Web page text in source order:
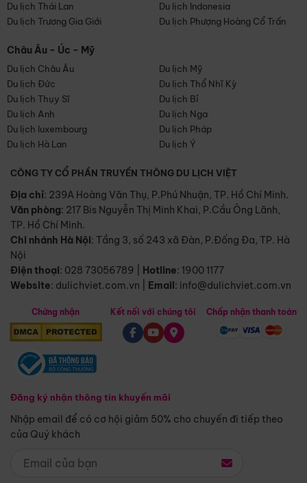
Du lịch Thái Lan
Du lịch Indonesia
Du lịch Trương Gia Giới
Du lịch Phượng Hoàng Cổ Trấn
Châu Âu - Úc - Mỹ
Du lịch Châu Âu
Du lịch Mỹ
Du lịch Đức
Du lịch Thổ Nhĩ Kỳ
Du lịch Thụy Sĩ
Du lịch Bỉ
Du lịch Anh
Du lịch Nga
Du lịch luxembourg
Du lịch Pháp
Du lịch Hà Lan
Du lịch Ý
CÔNG TY CỔ PHẦN TRUYỀN THÔNG DU LỊCH VIỆT
Địa chỉ: 239A Hoàng Văn Thụ, P.Phú Nhuận, TP. Hồ Chí Minh.
Văn phòng: 217 Bis Nguyễn Thị Minh Khai, P.Cầu Ông Lãnh,
TP. Hồ Chí Minh.
Chi nhánh Hà Nội: Tầng 3, số 243 xã Đàn, P.Đống Đa, TP. Hà
Nội
Điện thoại: 028 73056789 Hotline: 1900 1177
Website: dulichviet.com.vn Email: info@dulichviet.com.vn
Chứng nhận
Đăng ký nhận thông tin khuyến mãi
Nhập email để có cơ hội giảm 50% cho chuyến đi tiếp theo
của Quý khách
Kết nối với chúng tôi Chấp nhận thanh toán